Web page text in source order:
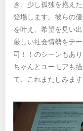
き、少し孤独を抱え
登場します。彼らの
を叶え、希望を見い出
厳しい社会情勢をテ
司！！のシーンもあり
ちゃんとユーモアも
て、これまたしみます